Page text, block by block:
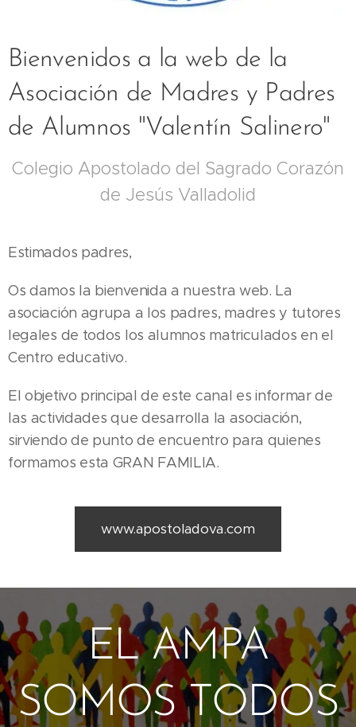
Bienvenidos a la web de la
Asociación de Madres y Padres
de Alumnos "Valentín Salinero"
Colegio Apostolado del Sagrado Corazón
de Jesús Valladolid
Estimados padres,
Os damos la bienvenida a nuestra web. La
asociación agrupa a los padres, madres y tutores
legales de todos los alumnos matriculados en el
Centro educativo.
El objetivo principal de este canal es informar de
las actividades que desarrolla la asociación,
sirviendo de punto de encuentro para quienes
formamos esta GRAN FAMILIA.
www.apostoladova.com
EL AMPA
SOMOS TODOS